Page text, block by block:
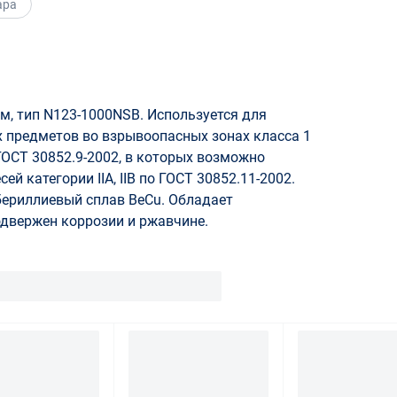
тип N123-1000NSB. Используется для
во взрывоопасных зонах класса 1
30852.9-2002, в которых возможно
категории IIA, IIB по ГОСТ 30852.11-2002.
сплав BeCu. Обладает
коррозии и ржавчине.